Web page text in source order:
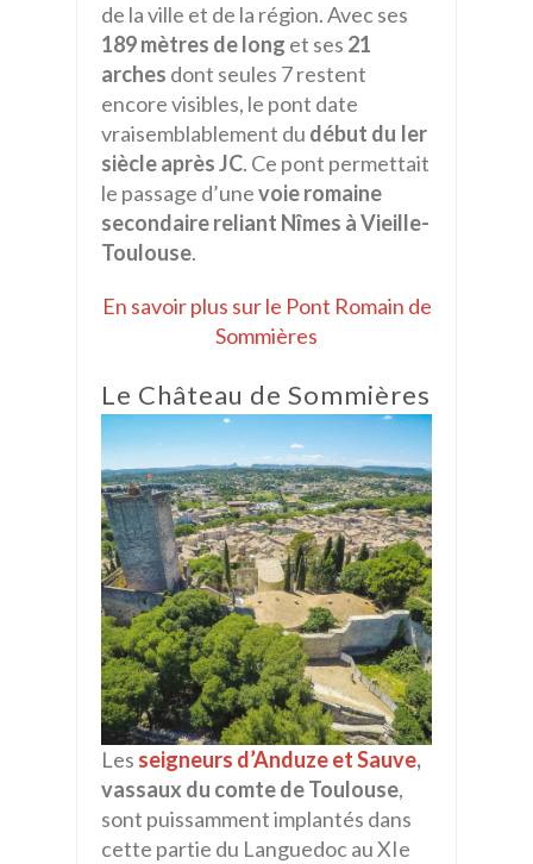
de la ville et de la région. Avec ses
189 mètres de long et ses 21
arches dont seules 7 restent
encore visibles, le pont date
vraisemblablement du début du Ier
siècle après JC. Ce pont permettait
le passage d’unevoie romaine
secondaire reliant Nîmes à Vieille-
Toulouse.
En savoir plus sur le Pont Romain de
Sommières
Le Château de Sommières
Les seigneurs d’Anduze et Sauve,
vassaux du comte de Toulouse,
sont puissamment implantés dans
cette partie du Languedoc au XIe